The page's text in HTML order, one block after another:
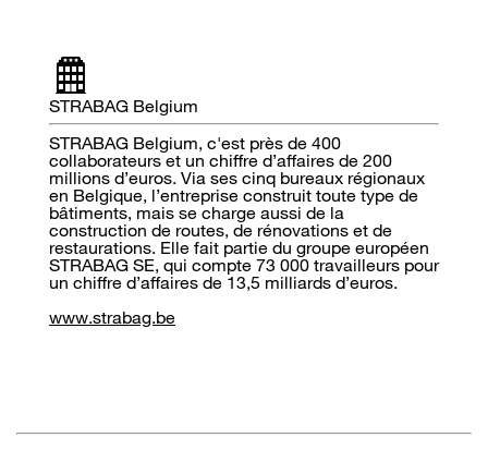
STRABAG Belgium
STRABAG Belgium, c'est près de 400
collaborateurs et un chiffre d’affaires de 200
millions d’euros. Via ses cinq bureaux régionaux
en Belgique, l’entreprise construit toute type de
bâtiments, mais se charge aussi de la
construction de routes, de rénovations et de
restaurations. Elle fait partie du groupe européen
STRABAG SE, qui compte 73 000 travailleurs pour
un chiffre d’affaires de 13,5 milliards d’euros.
www.strabag.be